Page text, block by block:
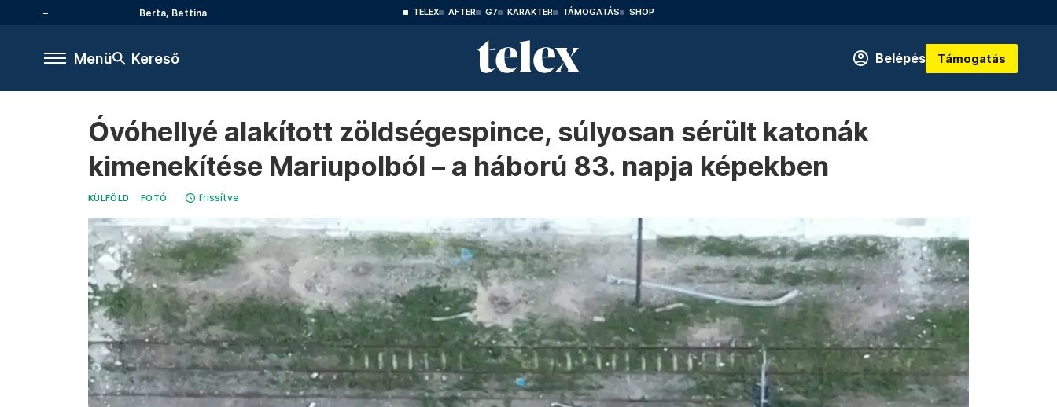
Berta, Bettina TELEX AFTER G7 KARAKTER TÁMOGATÁS SHOP
Menü Kereső Belépés Támogatás
Óvóhellyé alakított zöldségespince, súlyosan sérült katonák
kimenekítése Mariupolból – a háború 83. napja képekben
KÜLFÖLD FOTÓ frissítve